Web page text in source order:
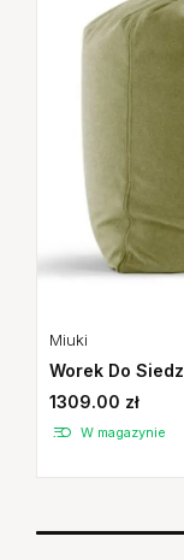
Miuki
Worek Do
1309.00 zł
W magazynie